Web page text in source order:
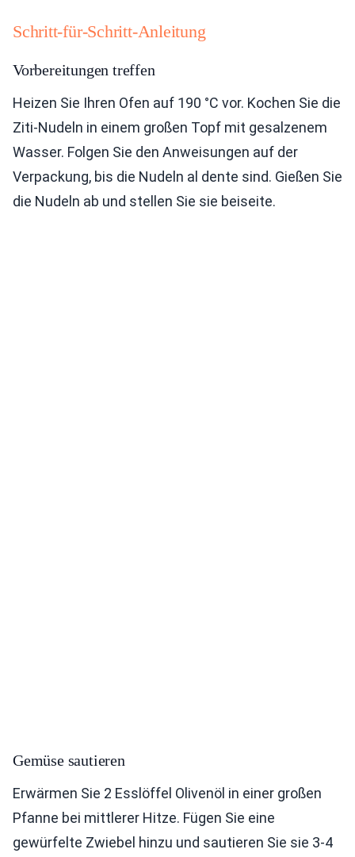
Schritt-für-Schritt-Anleitung
Vorbereitungen treffen
Heizen Sie Ihren Ofen auf 190 °C vor. Kochen Sie die
Ziti-Nudeln in einem großen Topf mit gesalzenem
Wasser. Folgen Sie den Anweisungen auf der
Verpackung, bis die Nudeln al dente sind. Gießen Sie
die Nudeln ab und stellen Sie sie beiseite.
Gemüse sautieren
Erwärmen Sie 2 Esslöffel Olivenöl in einer großen
Pfanne bei mittlerer Hitze. Fügen Sie eine
gewürfelte Zwiebel hinzu und sautieren Sie sie 3-4